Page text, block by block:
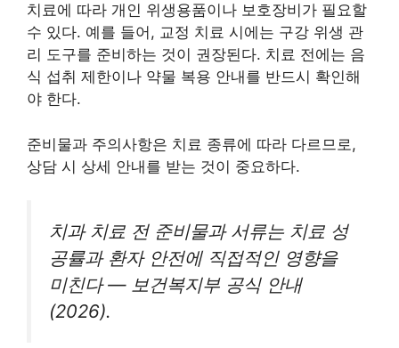
치료에 따라 개인 위생용품이나 보호장비가 필요할
수 있다. 예를 들어, 교정 치료 시에는 구강 위생 관
리 도구를 준비하는 것이 권장된다. 치료 전에는 음
식 섭취 제한이나 약물 복용 안내를 반드시 확인해
야 한다.
준비물과 주의사항은 치료 종류에 따라 다르므로,
상담 시 상세 안내를 받는 것이 중요하다.
치과 치료 전 준비물과 서류는 치료 성
공률과 환자 안전에 직접적인 영향을
미친다 — 보건복지부 공식 안내
(2026).